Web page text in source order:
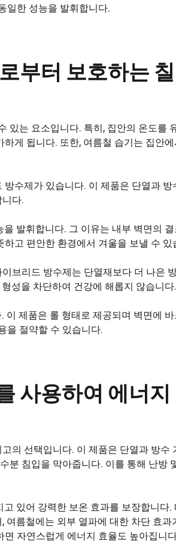
일한 성능을 발휘합니다.
부터 보호하는
있는 요소입니다. 특히, 집안의 온도를
게 됩니다. 또한, 여름철 습기는 집안
수제가 있습니다. 이 제품은 단열과
다.
발휘합니다. 그 이유는 내부 벽면의
고 편안한 환경에서 겨울을 보낼 수 있
브리드 방수제는 단열재보다 더 나은
성을 차단하여 건강에 해롭지 않습니다.
제품은 롤 형태로 제공되며 벽면에
을 절약할 수 있습니다.
사용하여 에너
의 선택입니다. 이 제품은 단열과 방수
분 침입을 막아줍니다. 이를 통해 난방
있어 강력한 보온 효과를 보장합니다
름철에는 외부 열파에 대한 차단 효
자연스럽게 에너지 효율도 높아집니